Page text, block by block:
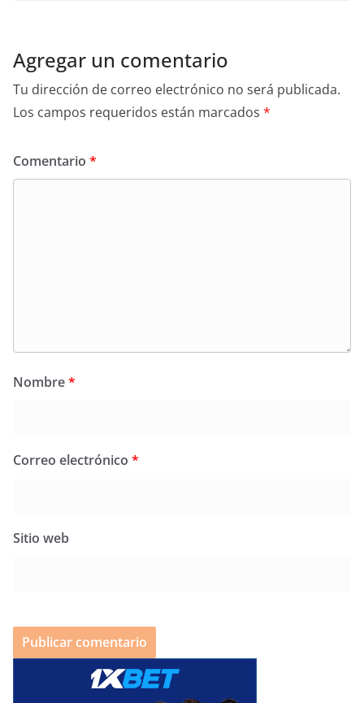
Agregar un comentario
Tu dirección de correo electrónico no será publicada.
Los campos requeridos están marcados *
Comentario *
Nombre*
Correo electrónico *
Sitio web